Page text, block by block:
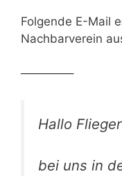
Folgende E-Mail
Nachbarverein
————–
Hallo
bei uns in